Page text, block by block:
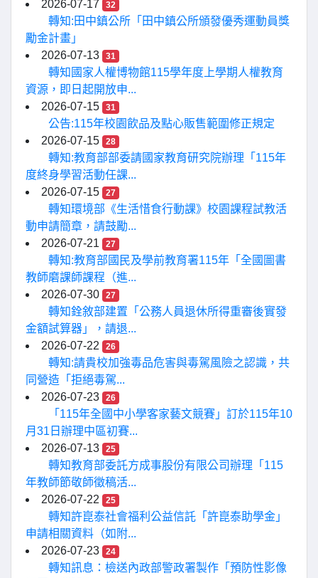
2026-07-17
32
轉知:田中鎮公所「田中鎮公所頒發優秀運動員獎
勵金計畫」
2026-07-13
31
轉知國家人權博物館115學年度上學期人權教育
資源，即日起開放申...
2026-07-15
31
公告:115年校園飲品及點心販售範圍修正規定
2026-07-15
28
轉知:教育部部委請國家教育研究院辦理「115年
度終身學習活動任課...
2026-07-15
27
轉知環境部《生活惜食行動課》校園課程試教活
動申請簡章，請鼓勵...
2026-07-21
27
轉知:教育部國民及學前教育署115年「全國圖書
教師磨課師課程（進...
2026-07-30
27
轉知銓敘部建置「公務人員退休所得重審後實發
金額試算器」，請退...
2026-07-22
26
轉知:請貴校加強毒品危害與毒駕風險之認識，共
同營造「拒絕毒駕...
2026-07-23
26
「115年全國中小學客家藝文競賽」訂於115年10
月31日辦理中區初賽...
2026-07-13
25
轉知教育部委託方成事股份有限公司辦理「115
年教師節敬師徵稿活...
2026-07-22
25
轉知許崑泰社會福利公益信託「許崑泰助學金」
申請相關資料（如附...
2026-07-23
24
轉知訊息：檢送內政部警政署製作「預防性影像